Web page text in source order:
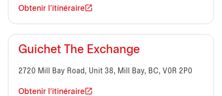
Obtenir l'itinéraire
Guichet The Exchange
2720 Mill Bay Road, Unit 38, Mill Bay, BC, V0R 2P0
Obtenir l'itinéraire